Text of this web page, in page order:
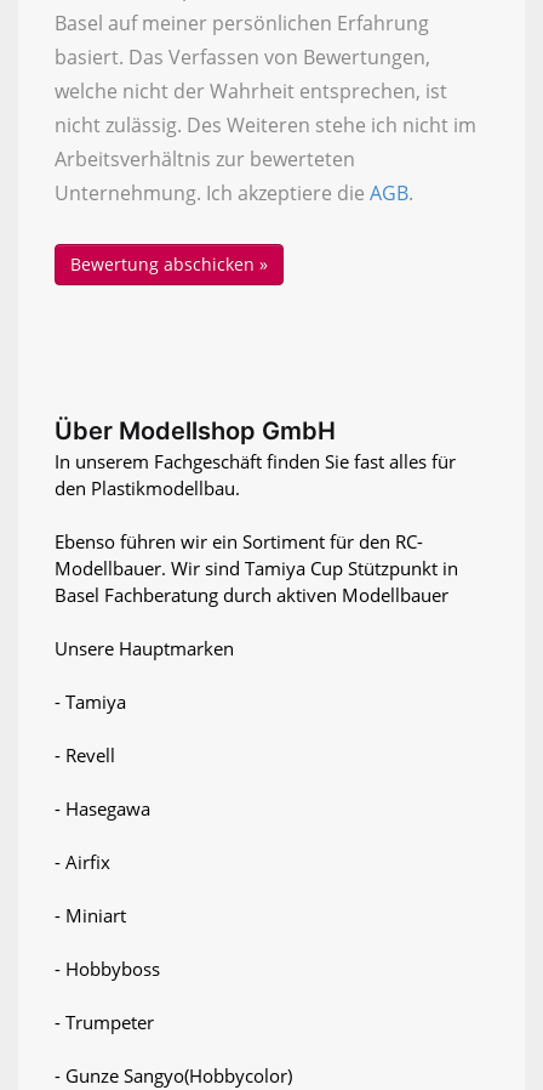
Basel auf meiner persönlichen Erfahrung
basiert. Das Verfassen von Bewertungen,
welche nicht der Wahrheit entsprechen, ist
nicht zulässig. Des Weiteren stehe ich nicht im
Arbeitsverhältnis zur bewerteten
Unternehmung. Ich akzeptiere die AGB.
Über Modellshop GmbH
In unserem Fachgeschäft finden Sie fast alles für
den Plastikmodellbau.
Ebenso führen wir ein Sortiment für den RC-
Modellbauer. Wir sind Tamiya Cup Stützpunkt in
Basel Fachberatung durch aktiven Modellbauer
Unsere Hauptmarken
- Tamiya
- Revell
- Hasegawa
- Airfix
- Miniart
- Hobbyboss
- Trumpeter
- Gunze Sangyo(Hobbycolor)